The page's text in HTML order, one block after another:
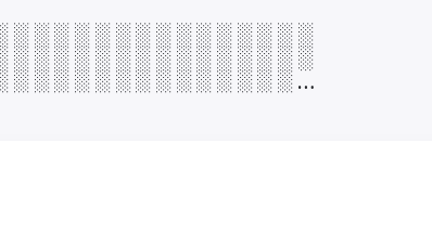
░ ░ ░ ░ ░ ░ ░ ░ ░ ░ ░ ░ ░ ░ ░
░ ░ ░ ░ ░ ░ ░ ░ ░ ░ ░ ░ ░ ░ ░
░ ░ ░ ░ ░ ░ ░ ░ ░ ░ ░ ░ ░ ░ ░
░ ░ ░ ░ ░